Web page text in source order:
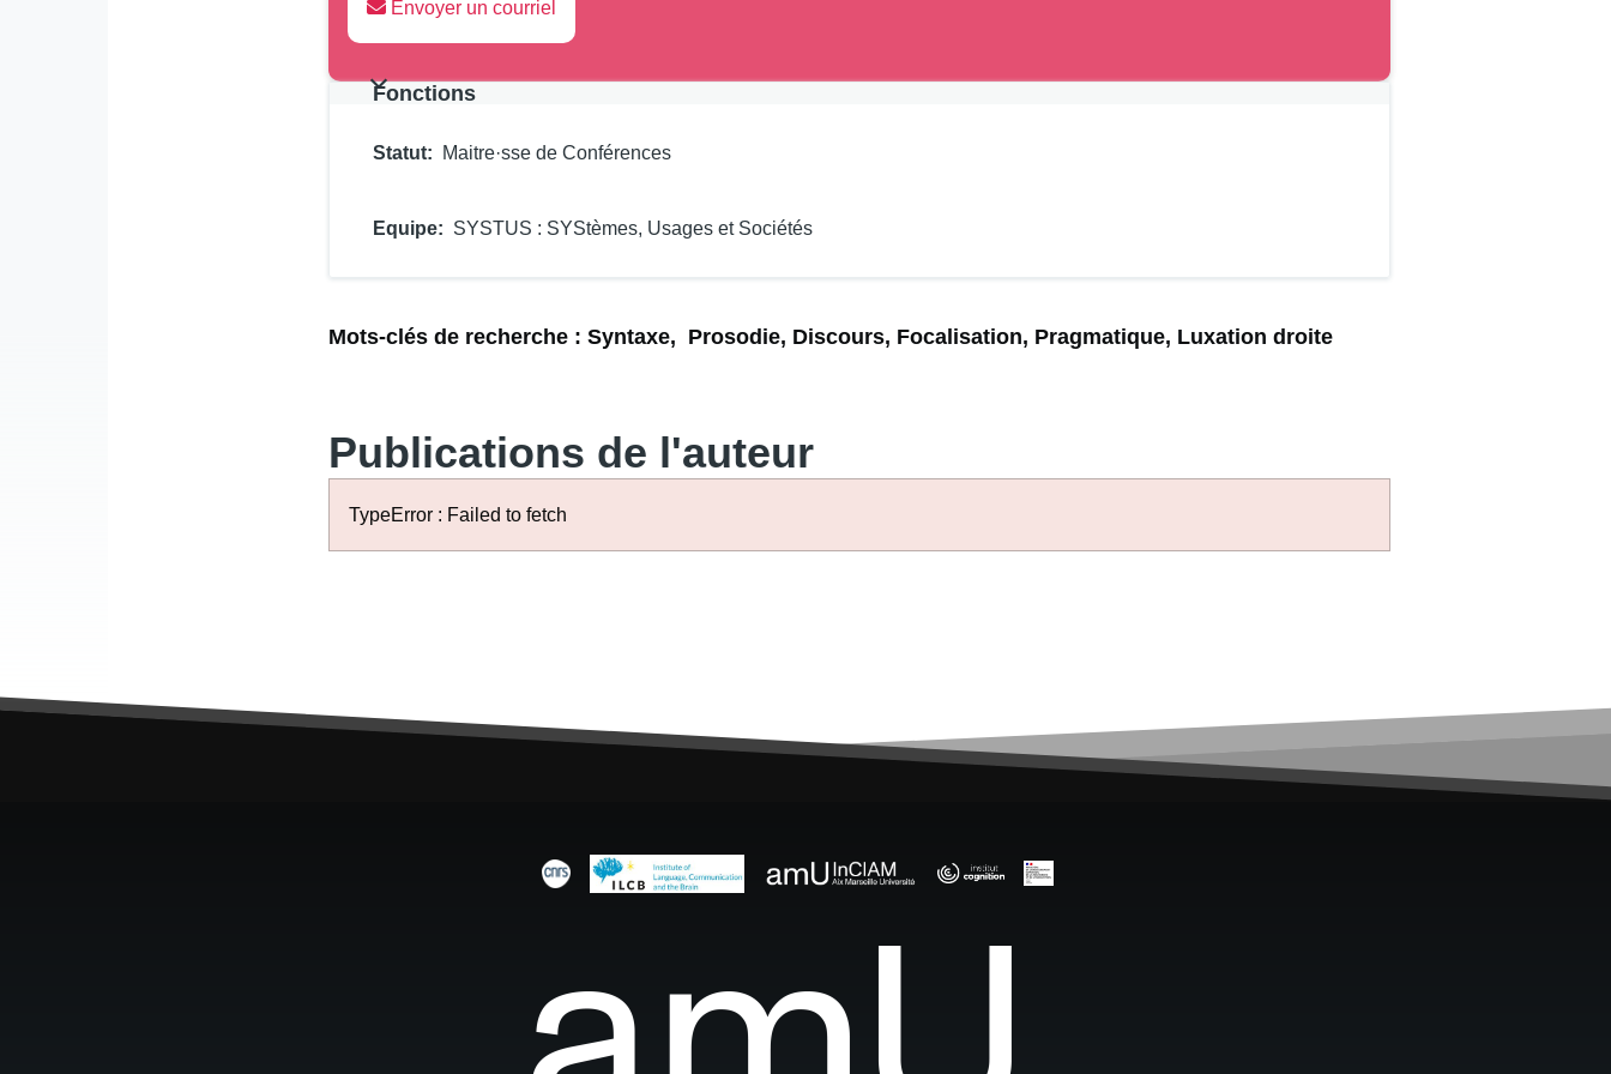
Envoyer un courriel
Fonctions
Statut Maitre·sse de Conférences
Equipe SYSTUS : SYStèmes, Usages et Sociétés
Mots-clés de recherche : Syntaxe, Prosodie, Discours, Focalisation, Pragmatique, Luxation droite
Publications de l'auteur
TypeError : Failed to fetch